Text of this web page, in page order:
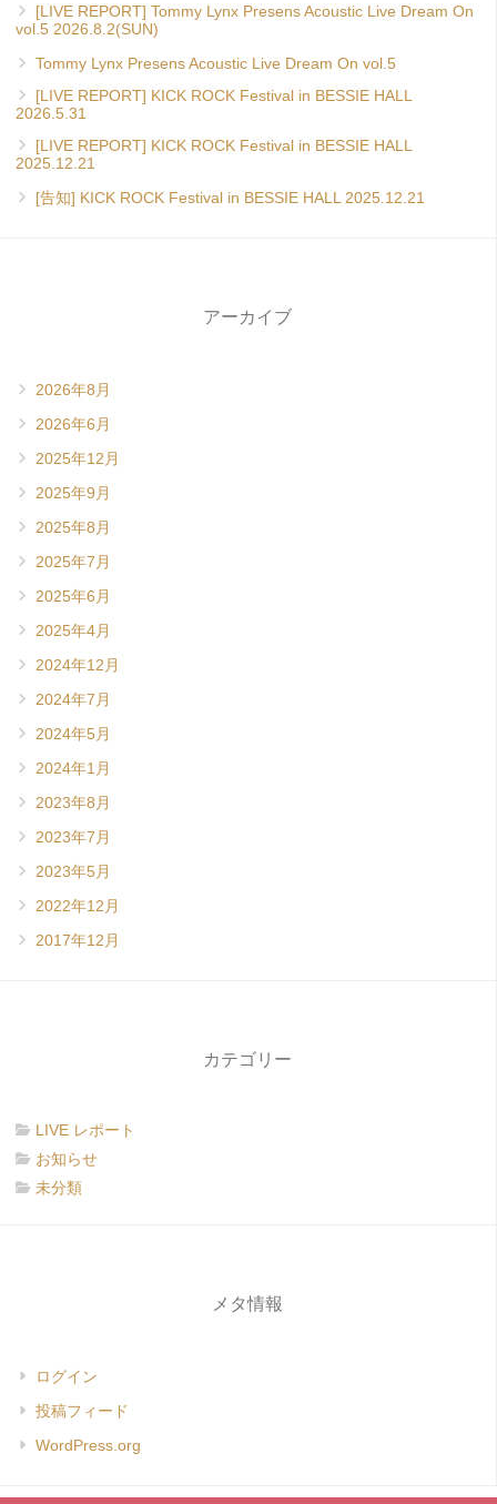
[LIVE REPORT] Tommy Lynx Presens Acoustic Live Dream On
vol.5 2026.8.2(SUN)
Tommy Lynx Presens Acoustic Live Dream On vol.5
[LIVE REPORT] KICK ROCK Festival in BESSIE HALL
2026.5.31
[LIVE REPORT] KICK ROCK Festival in BESSIE HALL
2025.12.21
[告知] KICK ROCK Festival in BESSIE HALL 2025.12.21
アーカイブ
2026年8月
2026年6月
2025年12月
2025年9月
2025年8月
2025年7月
2025年6月
2025年4月
2024年12月
2024年7月
2024年5月
2024年1月
2023年8月
2023年7月
2023年5月
2022年12月
2017年12月
カテゴリー
LIVE レポート
お知らせ
未分類
メタ情報
ログイン
投稿フィード
WordPress.org